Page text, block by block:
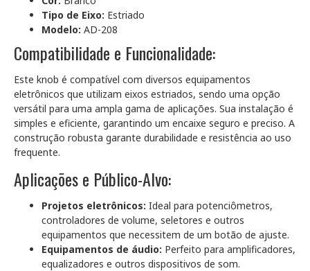
Tipo de Eixo: Estriado
Modelo: AD-208
Compatibilidade e Funcionalidade:
Este knob é compatível com diversos equipamentos
eletrônicos que utilizam eixos estriados, sendo uma opção
versátil para uma ampla gama de aplicações. Sua instalação é
simples e eficiente, garantindo um encaixe seguro e preciso. A
construção robusta garante durabilidade e resistência ao uso
frequente.
Aplicações e Público-Alvo:
Projetos eletrônicos: Ideal para potenciômetros,
controladores de volume, seletores e outros
equipamentos que necessitem de um botão de ajuste.
Equipamentos de áudio: Perfeito para amplificadores,
equalizadores e outros dispositivos de som.